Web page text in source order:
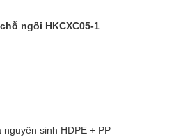
ngồi HKCXC05-1
sinh HDPE + PP